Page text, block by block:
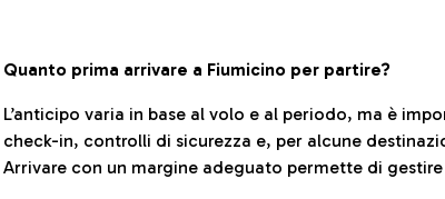
Quanto prima arrivare a Fiumicino per partire?
L’anticipo varia in base al volo e al periodo, ma è
check-in, controlli di sicurezza e, per alcune
Arrivare con un margine adeguato permette di